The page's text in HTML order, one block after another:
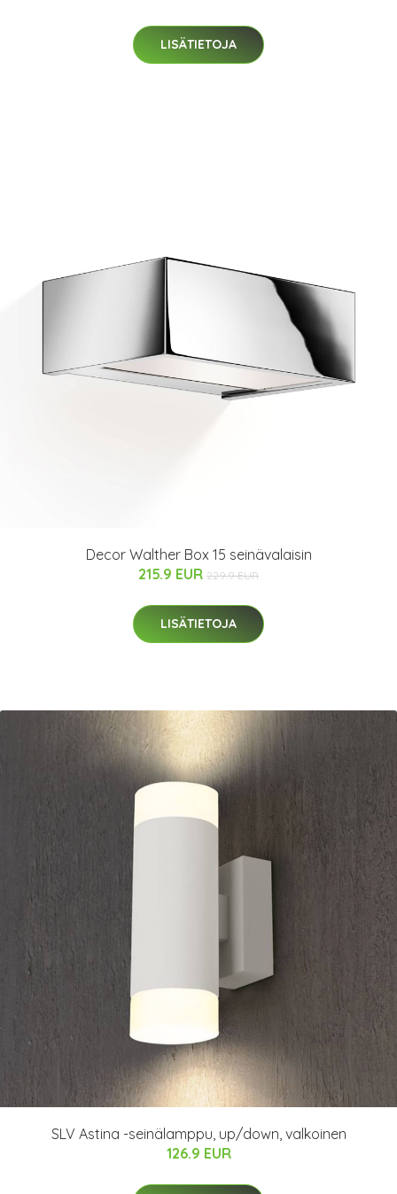
LISÄTIETOJA
Decor Walther Box 15 seinävalaisin
215.9 EUR 229.9 EUR
LISÄTIETOJA
SLV Astina -seinälamppu, up/down, valkoinen
126.9 EUR